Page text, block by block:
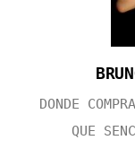
DONDE
QUE